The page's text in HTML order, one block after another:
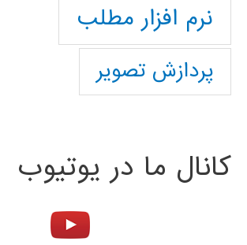
نرم افزار مطلب
پردازش تصویر
کانال ما در یوتیوب